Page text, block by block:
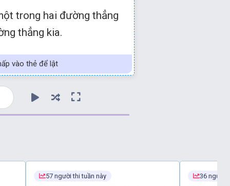
trong hai đường thẳng
thẳng kia.
vào thẻ để lật
57 người thi tuần này 36 người